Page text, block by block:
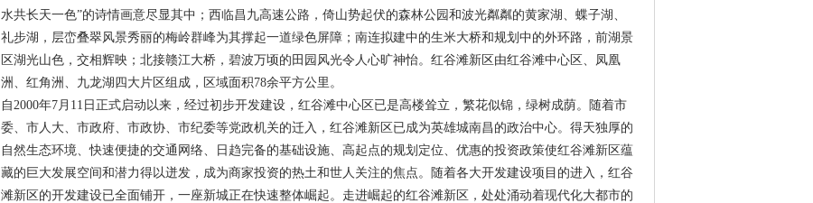
水共长天一色”的诗情画意尽显其中；西临昌九高速公路，倚山势起伏的森林公园和波光粼粼的黄家湖、蝶子湖、
礼步湖，层峦叠翠风景秀丽的梅岭群峰为其撑起一道绿色屏障；南连拟建中的生米大桥和规划中的外环路，前湖景
区湖光山色，交相辉映；北接赣江大桥，碧波万顷的田园风光令人心旷神怡。红谷滩新区由红谷滩中心区、凤凰
洲、红角洲、九龙湖四大片区组成，区域面积78余平方公里。
自2000年7月11日正式启动以来，经过初步开发建设，红谷滩中心区已是高楼耸立，繁花似锦，绿树成荫。随着市
委、市人大、市政府、市政协、市纪委等党政机关的迁入，红谷滩新区已成为英雄城南昌的政治中心。得天独厚的
自然生态环境、快速便捷的交通网络、日趋完备的基础设施、高起点的规划定位、优惠的投资政策使红谷滩新区蕴
藏的巨大发展空间和潜力得以迸发，成为商家投资的热土和世人关注的焦点。随着各大开发建设项目的进入，红谷
滩新区的开发建设已全面铺开，一座新城正在快速整体崛起。走进崛起的红谷滩新区，处处涌动着现代化大都市的